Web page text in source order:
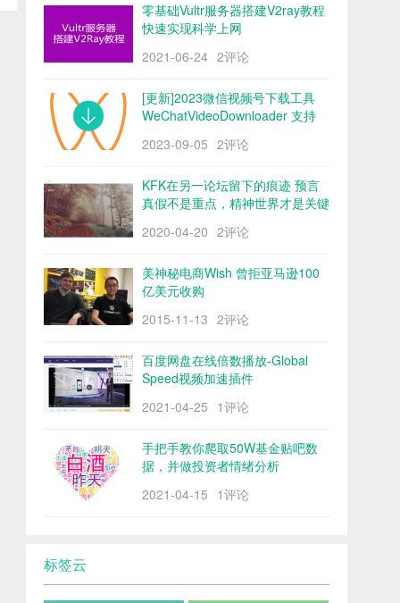
零基础Vultr服务器搭建V2ray教程
快速实现科学上网
2021-06-24 2评论
[更新]2023微信视频号下载工具
WeChatVideoDownloader 支持
2023-09-05 2评论
KFK在另一论坛留下的痕迹 预言
真假不是重点，精神世界才是关键
2020-04-20 2评论
美神秘电商Wish 曾拒亚马逊100
亿美元收购
2015-11-13 2评论
百度网盘在线倍数播放-Global
Speed视频加速插件
2021-04-25 1评论
手把手教你爬取50W基金贴吧数
据，并做投资者情绪分析
2021-04-15 1评论
标签云